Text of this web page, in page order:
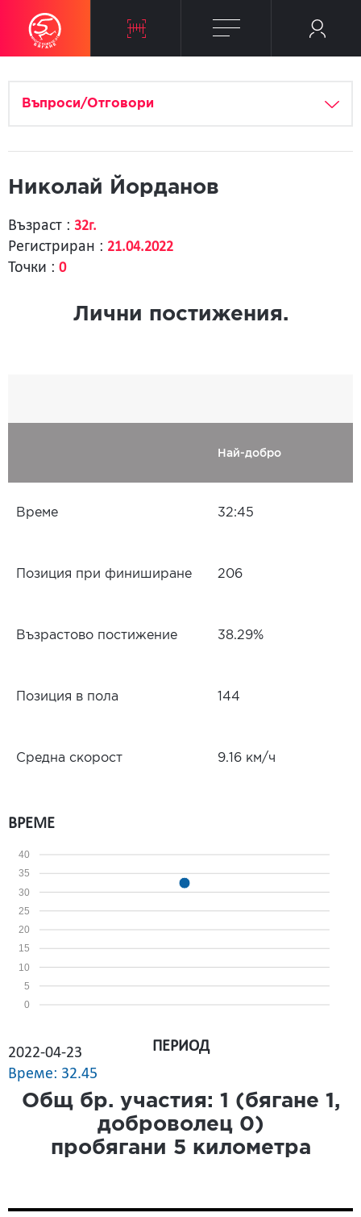
Въпроси/Отговори
Николай Йорданов
Възраст : 32г.
Регистриран : 21.04.2022
Точки : 0
Лични постижения.
Най-добро
Време 32:45
Позиция при финиширане 206
Възрастово постижение 38.29%
Позиция в пола 144
Средна скорост 9.16 км/ч
ВРЕМЕ
0
5
10
15
20
25
30
35
40
2022-04-23
Време: 32.45
ПЕРИОД
Общ бр. участия: 1 (бягане 1 ,
доброволец 0)
пробягани 5 километра